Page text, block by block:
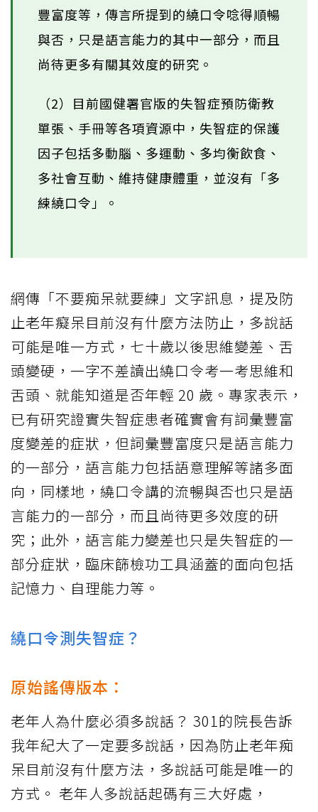
豐富度等，傳言所提到的繞口令唸得順暢
與否，只是語言能力的其中一部分，而且
尚待更多有關其效度的研究。
（2）目前國健署官版的失智症預防衛教
單張、手冊等各項資源中，失智症的保護
因子包括多動腦、多運動、多均衡飲食、
多社會互動、維持健康體重，並沒有「多
練繞口令」。
網傳「不要痴呆就要練」文字訊息，提及防
止老年癡呆目前沒有什麼方法防止，多說話
可能是唯一方式，七十歲以後思維變差、舌
頭變硬，一字不差讀出繞口令考一考思維和
舌頭、就能知道是否年輕 20 歲。專家表示，
已有研究證實失智症患者確實會有詞彙豐富
度變差的症狀，但詞彙豐富度只是語言能力
的一部分，語言能力包括語意理解等諸多面
向，同樣地，繞口令講的流暢與否也只是語
言能力的一部分，而且尚待更多效度的研
究；此外，語言能力變差也只是失智症的一
部分症狀，臨床篩檢功工具涵蓋的面向包括
記憶力、自理能力等。
繞口令測失智症？
原始謠傳版本：
老年人為什麼必須多說話？ 301的院長告訴
我年紀大了一定要多說話，因為防止老年痴
呆目前沒有什麼方法，多說話可能是唯一的
方式。 老年人多說話起碼有三大好處，